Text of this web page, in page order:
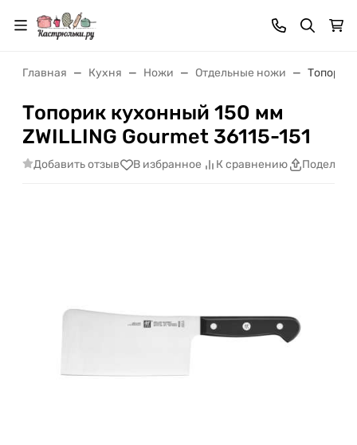
Главная Кухня Ножи Отдельные ножи Топорик
Топорик кухонный 150 мм
ZWILLING Gourmet 36115-151
Добавить отзыв В избранное К сравнению